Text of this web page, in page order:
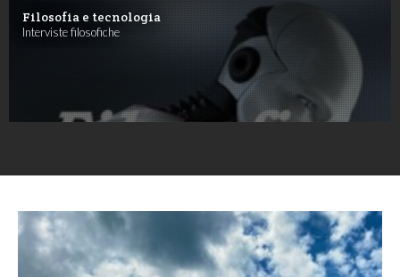
Filosofia e tecnologia
Interviste filosofiche